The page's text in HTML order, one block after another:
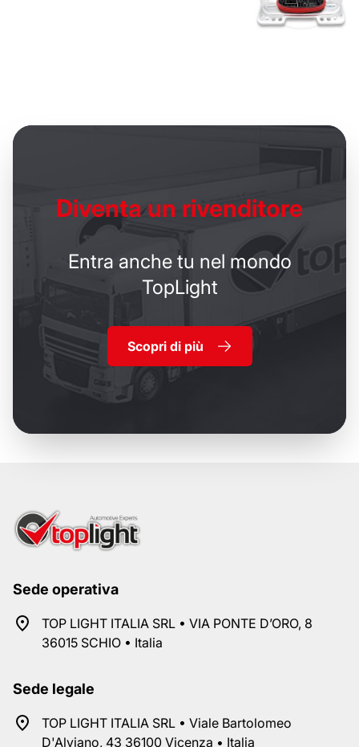
Diventa un rivenditore
Entra anche tu nel mondo
TopLight
Scopri di più
Sede operativa
TOP LIGHT ITALIA SRL • VIA PONTE D’ORO, 8
36015 SCHIO • Italia
Sede legale
TOP LIGHT ITALIA SRL • Viale Bartolomeo
D'Alviano, 43 36100 Vicenza • Italia